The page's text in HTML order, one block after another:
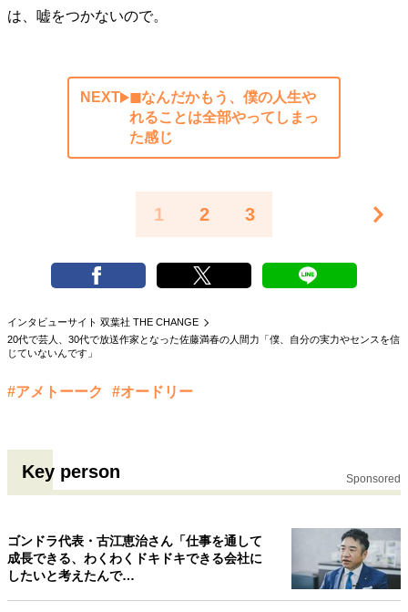
は、嘘をつかないので。
NEXT
◼︎なんだかもう、僕の人生や
れることは全部やってしまっ
た感じ
1 2 3
インタビューサイト 双葉社 THE CHANGE
20代で芸人、30代で放送作家となった佐藤満春の人間力「僕、自分の実力やセンスを信
じていないんです」
#アメトーーク #オードリー
Key person Sponsored
ゴンドラ代表・古江恵治さん「仕事を通して
成長できる、わくわくドキドキできる会社に
したいと考えたんで…